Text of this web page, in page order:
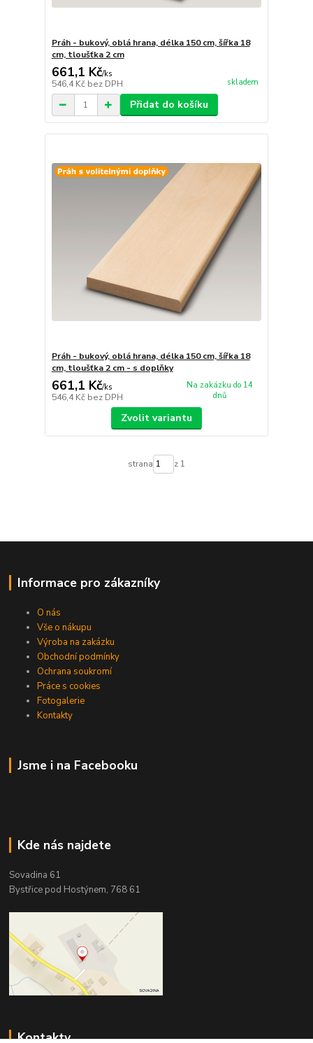
Práh - bukový, oblá hrana, délka 150 cm, šířka 18
cm, tloušťka 2 cm
661,1 Kč/ks
546,4 Kč bez DPH skladem
Přidat do košíku
Práh - bukový, oblá hrana, délka 150 cm, šířka 18
cm, tloušťka 2 cm - s doplňky
661,1 Kč/ks
546,4 Kč bez DPH
Na zakázku do 14
dnů
Zvolit variantu
strana z 1
Informace pro zákazníky
O nás
Vše o nákupu
Výroba na zakázku
Obchodní podmínky
Ochrana soukromí
Práce s cookies
Fotogalerie
Kontakty
Jsme i na Facebooku
Kde nás najdete
Sovadina 61
Bystřice pod Hostýnem, 768 61
Kontakty